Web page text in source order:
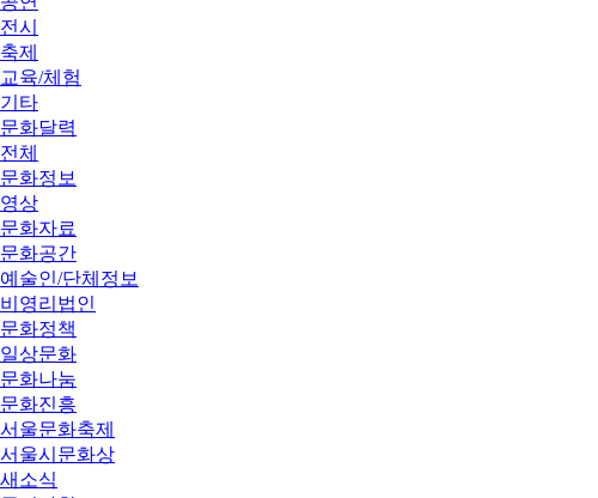
전시
축제
교육/체험
기타
문화달력
전체
문화정보
영상
문화자료
문화공간
예술인/단체정보
비영리법인
문화정책
일상문화
문화나눔
문화진흥
서울문화축제
서울시문화상
새소식